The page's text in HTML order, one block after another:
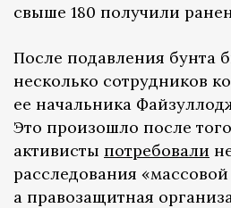
свыше 180 получили
После подавления бунта
несколько сотрудников
ее начальника
Это произошло после
активисты потребовали
расследования «массовой
а правозащитная